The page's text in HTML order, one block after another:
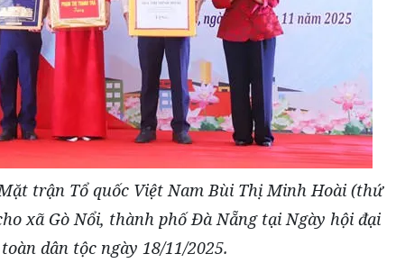
trận Tổ quốc Việt Nam Bùi Thị Minh Hoài (thứ
xã Gò Nổi, thành phố Đà Nẵng tại Ngày hội đại
dân tộc ngày 18/11/2025.